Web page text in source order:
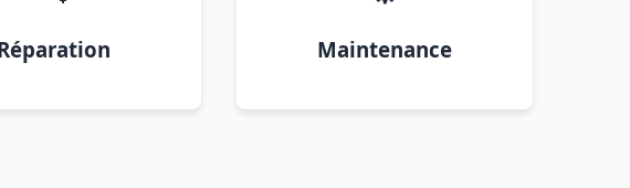
Maintenance